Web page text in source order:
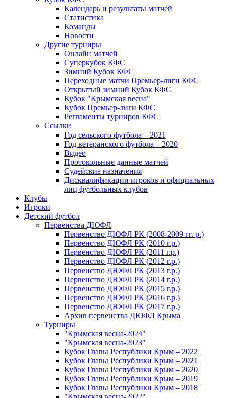
Календарь и результаты матчей
Статистика
Команды
Новости
Другие турниры
Онлайн матчей
Суперкубок КФС
Зимний Кубок КФС
Переходные матчи Премьер-лиги КФС
Открытый зимний Кубок КФС
Кубок "Крымская весна"
Кубок Премьер-лиги КФС
Регламенты турниров КФС
Ссылки
Год сельского футбола – 2021
Год ветеранского футбола – 2020
Видео
Протокольные данные матчей
Судейские назначения
Дисквалификации игроков и официальных
лиц футбольных клубов
Клубы
Игроки
Детский футбол
Первенства ДЮФЛ
Первенство ДЮФЛ РК (2008-2009 гг. р.)
Первенство ДЮФЛ РК (2010 г.р.)
Первенство ДЮФЛ РК (2011 г.р.)
Первенство ДЮФЛ РК (2012 г.р.)
Первенство ДЮФЛ РК (2013 г.р.)
Первенство ДЮФЛ РК (2014 г.р.)
Первенство ДЮФЛ РК (2015 г.р.)
Первенство ДЮФЛ РК (2016 г.р.)
Первенство ДЮФЛ РК (2017 г.р.)
Архив первенства ДЮФЛ Крыма
Турниры
"Крымская весна-2024"
"Крымская весна-2023"
Кубок Главы Республики Крым – 2022
Кубок Главы Республики Крым – 2021
Кубок Главы Республики Крым – 2020
Кубок Главы Республики Крым – 2019
Кубок Главы Республики Крым – 2018